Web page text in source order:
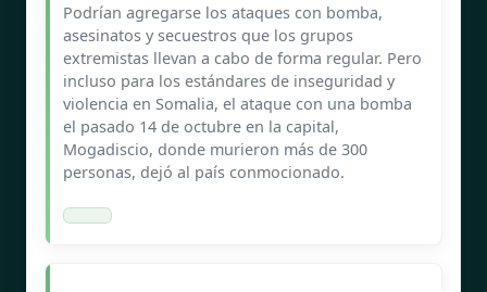
Podrían agregarse los ataques con bomba,
asesinatos y secuestros que los grupos
extremistas llevan a cabo de forma regular. Pero
incluso para los estándares de inseguridad y
violencia en Somalia, el ataque con una bomba
el pasado 14 de octubre en la capital,
Mogadiscio, donde murieron más de 300
personas, dejó al país conmocionado.